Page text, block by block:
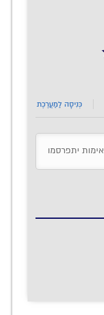
כְּנִיסָה לַמַעֲרֶכֶת